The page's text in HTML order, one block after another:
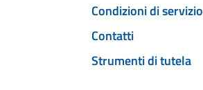
Condizioni di servizio
Contatti
Strumenti di tutela